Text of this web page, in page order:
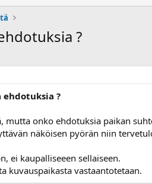
?
?
onko ehdotuksia paikan
näköisen pyörän niin
ei kaupalliseeen sellaiseen.
kuvauspaikasta vastaantotetaan.